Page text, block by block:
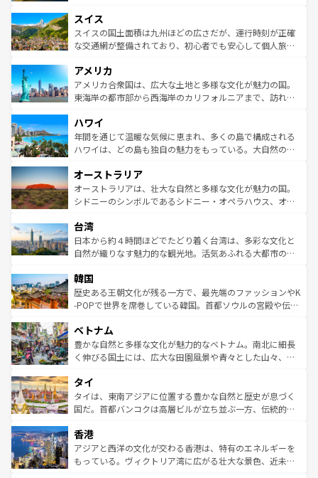
れる地方に足を運ぶとそれぞれで全く異なる文化を体験で
きるだろう。 なお、新着のフランス情報はコンテンツ一覧
を参照してほしい。
は、お酒好きな人にはぜひ体験してほしい。 なお、新着の
ドイツ情報はコンテンツ一覧を参照してほしい。
リアごとに異なる魅力がある。また、優雅なアフタヌーン
ティー、ビール好きにはたまらない英国パブ、サッカー観
戦など、本場だからこそできる体験も豊富。イギリスを旅
ンツ一覧を参照してほしい。
スイス
スイスの国土面積は九州ほどの広さだが、運行時刻が正確
な交通網が整備されており、初心者でも安心して個人旅行
の建物がそのまま残る町や、スイスならではのユニークな
博物館もあり、アルプス観光だけでなく町歩きも満喫する
ことができる。国民の所得が高いため物価も高いが、旅行
ば市内交通費無料で観光を楽しむこともできる。 なお、新
着のスイス情報はコンテンツ一覧 を参照してほしい。
アメリカ
アメリカ合衆国は、広大な土地と多様な文化が魅力の国。
東海岸の都市部から西海岸のカリフォルニアまで、訪れる
のような巨大都市は、観光、ショッピング、エンターテイ
ンメントが詰まった刺激的なスポットだ。一方、アメリカ
西部には大自然が広がり、グランドキャニオンやイエロー
部のニューオーリンズでは、音楽と美食が融合した独特の
文化が魅力。旅行者はアメリカの各地域で異なる魅力を楽
しみながら、その多様性と豊かな歴史を感じることができ
ならではの贅沢な旅のスタイルだ。 なお、新着のアメリカ
情報はコンテンツ一覧を参照してほしい。
ハワイ
年間を通じて温暖な気候に恵まれ、多くの島で構成される
ハワイは、どの島も独自の魅力をもっている。大自然の神
ワイ島は見逃せない。また、定番の観光地といえばオアフ
島だが、静かな自然を求めるならマウイ島やカウアイ島が
おすすめ。エメラルドグリーンに輝く海をはじめ、豊かな
れるおもてなしの心で訪れる人々を迎えてくれるハワイの
人々、おいしいローカルフードやハワイアンミュージッ
ク、伝統的なフラダンスなど、すべてがハワイの魅力を彩
ワイを、存分に味わってほしい。 なお、新着のハワイ情報
はコンテンツ一覧を参照してほしい。
オーストラリア
オーストラリアは、壮大な自然と多様な文化が魅力の国。
シドニーのシンボルであるシドニー・オペラハウス、オー
リアリーフや大陸中央部にそびえるウルル（エアーズロッ
ク）、タスマニアの美しい原生林やケアンズの熱帯雨林な
ど、見どころがたくさん。また、カフェやワイン、オージ
いる。アクティビティも充実しており、サーフィンやダイ
ビング、ハイキングなど、アウトドア好きにはたまらな
い。オーストラリアの多彩な魅力を存分に味わいつくそ
参照してほしい。
台湾
日本から約４時間ほどでたどり着く台湾は、多彩な文化と
自然が織りなす魅力的な観光地。活気あふれる大都市の台
ン）、静ひつな山岳地帯である台湾東部など、都市の喧騒
と山間の静けさが共存しており、訪れる人に新しい発見と
驚きをもたらしてくれる。また、奥深い台湾の食文化も魅
容にもいいと評判のスイーツなど、バラエティ豊かな料理
が味わえる。 なお、新着の台湾情報は コンテンツ一覧を参
照してほしい。
韓国
歴史ある王朝文化が残る一方で、最先端のファッションやK
-POPで世界を席巻している韓国。首都ソウルの宮殿や伝統
き、地方に足を延ばせば四季折々の自然美を楽しむことが
できる。そして、キムチや焼肉、絶品のストリートフード
まで、さまざまな韓国料理が待っている。夜には、韓国な
リティに包まれながら、韓国の多彩な魅力を心ゆくまで味
わってみてほしい。 なお、新着の韓国情報はコンテンツ一
覧を参照してほしい。
ベトナム
豊かな自然と多様な文化が魅力的なベトナム。南北に細長
く伸びる国土には、広大な田園風景や青々とした山々、世
急速な発展と共に伝統が息づく。ハノイの古い町並みやホ
ーチミン市のフランス統治時代の建物も、独特の雰囲気を
醸し出している。また、バラエティの豊かさとおいしさで
とつ。フォーやバインミー、ベトナムコーヒーなどは、ぜ
ひ現地で味わいたい。どの地域を訪れてもあたたかい人々
が旅行者を迎えてくれるので、きっと忘れられない旅にな
タイ
タイは、東南アジアに位置する豊かな自然と歴史が息づく
国だ。首都バンコクは高層ビルが立ち並ぶ一方、伝統的な
の活気が交差している。北部ではチェンマイなどの山岳地
帯で自然と触れ合い、南部ではプーケットやクラビの美し
いビーチでリゾート気分を楽しむことができる。タイ料理
香港
アジアと西洋の文化が交わる香港は、特有のエネルギーを
もっている。ヴィクトリア湾に広がる壮大な景色、近未来